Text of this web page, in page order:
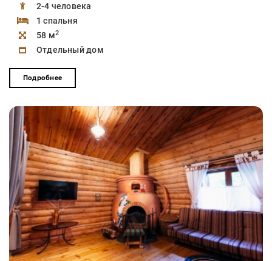
2-4 человека
1 спальня
58 м2
Отдельный дом
Подробнее